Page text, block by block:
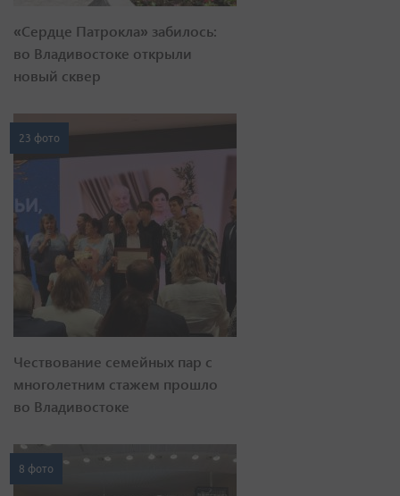
«Сердце Патрокла» забилось:
во Владивостоке открыли
новый сквер
23 фото
Чествование семейных пар с
многолетним стажем прошло
во Владивостоке
8 фото